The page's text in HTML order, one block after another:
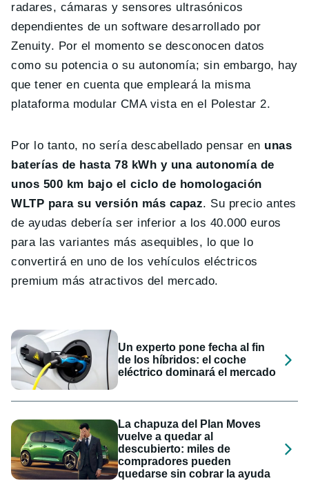
radares, cámaras y sensores ultrasónicos
dependientes de un software desarrollado por
Zenuity. Por el momento se desconocen datos
como su potencia o su autonomía; sin embargo, hay
que tener en cuenta que empleará la misma
plataforma modular CMA vista en el Polestar 2.
Por lo tanto, no sería descabellado pensar en unas
baterías de hasta 78 kWh y una autonomía de
unos 500 km bajo el ciclo de homologación
WLTP para su versión más capaz. Su precio antes
de ayudas debería ser inferior a los 40.000 euros
para las variantes más asequibles, lo que lo
convertirá en uno de los vehículos eléctricos
premium más atractivos del mercado.
Un experto pone fecha al fin
de los híbridos: el coche
eléctrico dominará el mercado
La chapuza del Plan Moves
vuelve a quedar al
descubierto: miles de
compradores pueden
quedarse sin cobrar la ayuda